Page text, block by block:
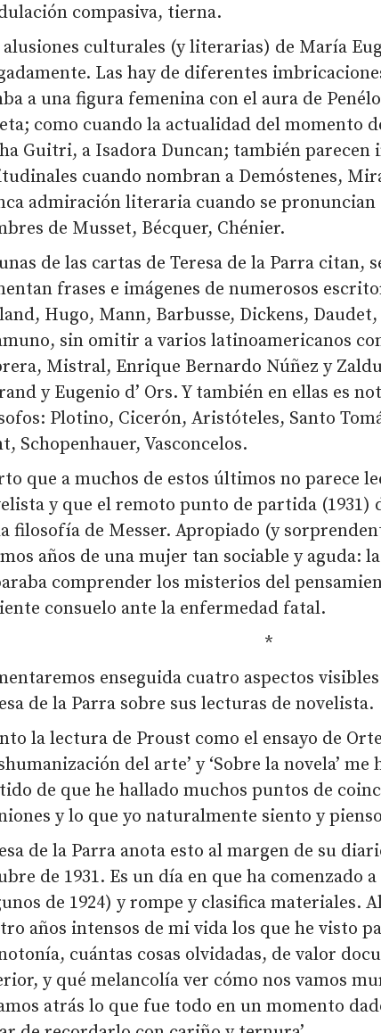
compasiva, tierna.
alusiones culturales (y literarias) de María
Las hay de diferentes
a una figura femenina con el aura de
como cuando la actualidad del momento
Guitri, a Isadora Duncan; también
cuando nombran a Demóstenes,
admiración literaria cuando se pronuncian
de Musset, Bécquer, Chénier.
de las cartas de Teresa de la Parra citan,
frases e imágenes de numerosos
Hugo, Mann, Barbusse, Dickens,
sin omitir a varios latinoamericanos
Mistral, Enrique Bernardo Núñez y
y Eugenio d’ Ors. Y también en ellas es
Plotino, Cicerón, Aristóteles, Santo
Schopenhauer, Vasconcelos.
que a muchos de estos últimos no parece
y que el remoto punto de partida (1931)
filosofía de Messer. Apropiado (y
años de una mujer tan sociable y aguda:
comprender los misterios del
consuelo ante la enfermedad fatal.
*
enseguida cuatro aspectos
de la Parra sobre sus lecturas de novelista.
la lectura de Proust como el ensayo de
del arte’ y ‘Sobre la novela’
de que he hallado muchos puntos de
y lo que yo naturalmente siento y
de la Parra anota esto al margen de su
de 1931. Es un día en que ha comenzado
de 1924) y rompe y clasifica materiales.
años intensos de mi vida los que he visto
cuántas cosas olvidadas, de valor
y qué melancolía ver cómo nos vamos
atrás lo que fue todo en un momento